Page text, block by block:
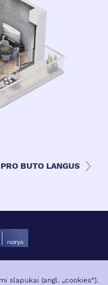
BUTO LANGUS
slapukai (angl. „cookies“).